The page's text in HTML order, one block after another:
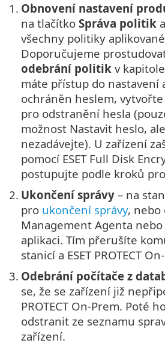
1. Obnovení nastavení
na tlačítko Správa politik
všechny politiky
Doporučujeme
odebrání politik v kapitole
máte přístup do nastavení
ochráněn heslem,
pro odstranění hesla
možnost Nastavit heslo,
nezadávejte). U zařízení
pomocí ESET Full Disk
postupujte podle kroků pro
2. Ukončení správy – na
pro ukončení správy, nebo
Management Agenta
aplikaci. Tím přerušíte
stanicí a ESET PROTECT
3. Odebrání počítače z
se, že se zařízení již
PROTECT On-Prem. Poté
odstranit ze seznamu
zařízení.